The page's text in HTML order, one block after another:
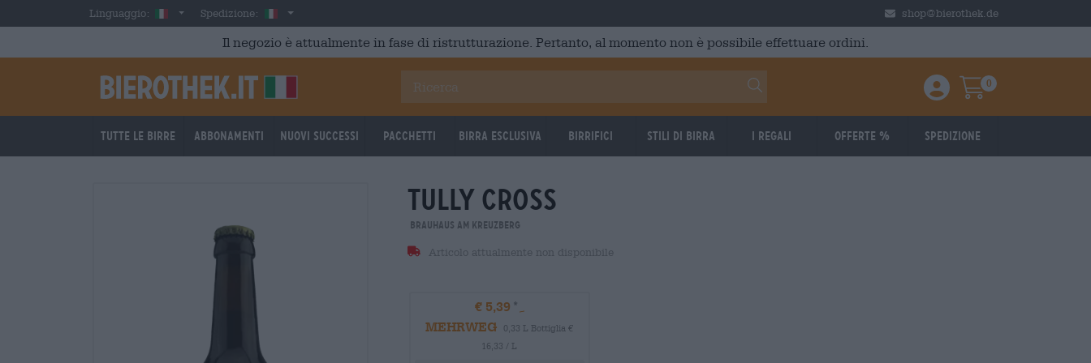
Skip to main contentLinguaggio: ItalianSpedizione: Italia shop@bierothek.de
Il negozio è attualmente in fase di ristrutturazione. Pertanto, al momento non è possibile effettuare ordini.
Einloggen / Anmelden
Warenkorb
0
Tutte le birre Abbonamenti Nuovi successi Pacchetti Birra Esclusiva Birrifici Stili di birra I regali Offerte % Spedizione
tully cross
Brauhaus am Kreuzberg
Articolo attualmente non disponibile
€ 5,39
MEHRWEG
0,33 L Bottiglia €
16,33 / L